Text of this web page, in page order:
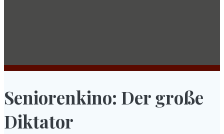
Seniorenkino: Der große
Diktator